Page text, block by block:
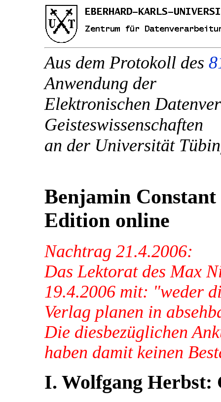
Aus dem Protokoll des
Anwendung der
Elektronischen
Geisteswissenschaften
an der Universität
Benjamin
Edition online
Nachtrag 21.4.2006:
Das Lektorat des Max
19.4.2006 mit: "weder
Verlag planen in
Die diesbezüglichen
haben damit keinen
I. Wolfgang Herbst: